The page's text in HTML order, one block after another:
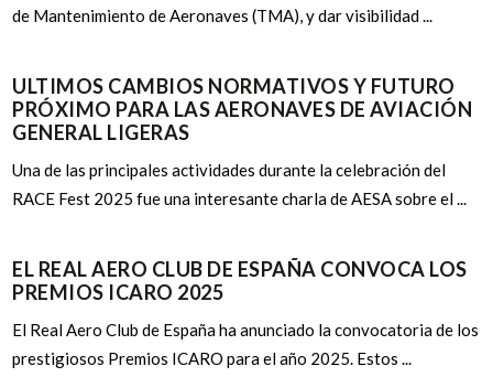
de Mantenimiento de Aeronaves (TMA), y dar visibilidad ...
ULTIMOS CAMBIOS NORMATIVOS Y FUTURO
PRÓXIMO PARA LAS AERONAVES DE AVIACIÓN
GENERAL LIGERAS
Una de las principales actividades durante la celebración del
RACE Fest 2025 fue una interesante charla de AESA sobre el ...
EL REAL AERO CLUB DE ESPAÑA CONVOCA LOS
PREMIOS ICARO 2025
El Real Aero Club de España ha anunciado la convocatoria de los
prestigiosos Premios ICARO para el año 2025. Estos ...